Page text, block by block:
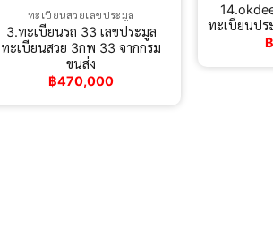
ทะเบียนสวยเลขประมูล
3.ทะเบียนรถ 33 เลขประมูล
ทะเบียนสวย 3กพ 33 จากกรม
ขนส่ง
฿470,000
ทะเบียนปร
฿